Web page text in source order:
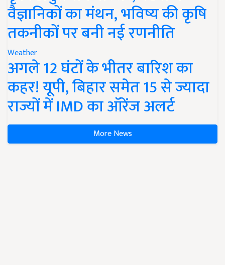
वैज्ञानिकों का मंथन, भविष्य की कृषि
तकनीकों पर बनी नई रणनीति
Weather
अगले 12 घंटों के भीतर बारिश का
कहर! यूपी, बिहार समेत 15 से ज्यादा
राज्यों में IMD का ऑरेंज अलर्ट
More News